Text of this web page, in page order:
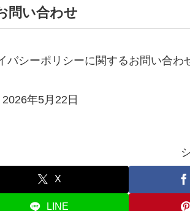
問い合わせ
バシーポリシーに関するお問い合わ
年5月22日
X
LINE